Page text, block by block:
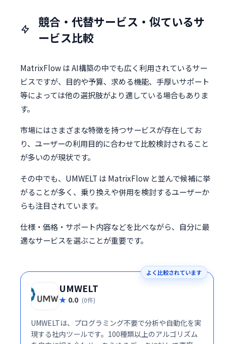
競合・代替サービス・似ているサ
ービス比較
MatrixFlow は AI構築の中でも広く利用されているサー
ビスですが、目的や予算、求める機能、手厚いサポート
等によっては他の選択肢がより適している場合もありま
す。
市場にはさまざまな特徴を持つサービスが存在してお
り、ユーザーの利用目的に合わせて比較検討されること
が多いのが現状です。
その中でも、UMWELT は MatrixFlow と並んで候補に挙
がることが多く、乗り換えや併用を検討するユーザーか
らも注目されています。
仕様・価格・サポート内容などを比べながら、自分に最
適なサービスを選ぶことが重要です。
よく比較されています
UMWELT
0.0 (0件)
UMWELTは、プログラミング不要で分析や自動化を実
現する社内ツールです。100種類以上のアルゴリズム